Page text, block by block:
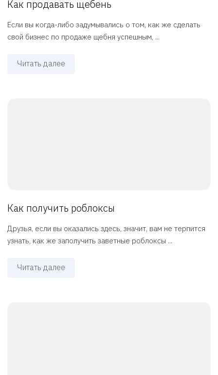
Как продавать щебень
Если вы когда-либо задумывались о том, как же сделать
свой бизнес по продаже щебня успешным, ...
Читать далее
Как получить роблоксы
Друзья, если вы оказались здесь, значит, вам не терпится
узнать, как же заполучить заветные роблоксы ...
Читать далее